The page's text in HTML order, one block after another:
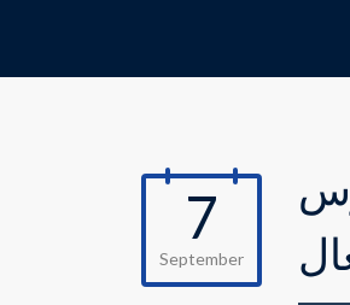
7
September